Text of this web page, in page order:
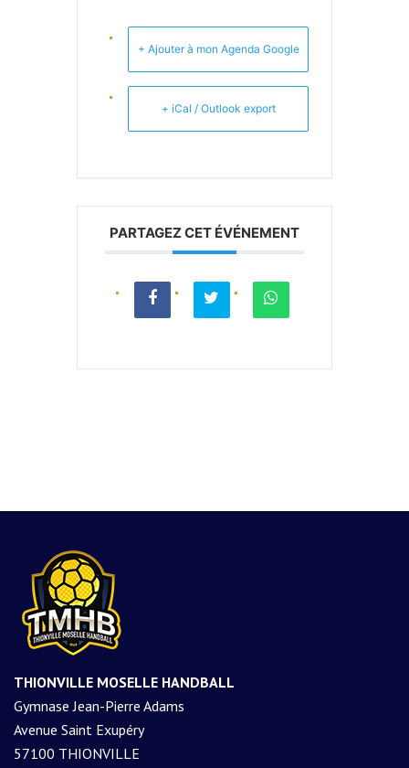
+ Ajouter à mon Agenda Google
+ iCal / Outlook export
PARTAGEZ CET ÉVÉNEMENT
THIONVILLE MOSELLE HANDBALL
Gymnase Jean-Pierre Adams
Avenue Saint Exupéry
57100 THIONVILLE